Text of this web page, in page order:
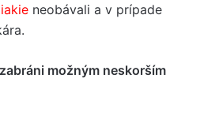
neobávali a v prípade
možným neskorším